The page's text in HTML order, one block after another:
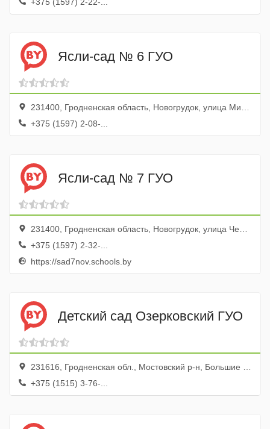
Ясли-сад № 6 ГУО
231400, Гродненская область, Новогрудок, улица Мицкевича, 19
+375 (1597) 2-08-...
Ясли-сад № 7 ГУО
231400, Гродненская область, Новогрудок, улица Чехова, 3
+375 (1597) 2-32-...
https://sad7nov.schools.by
Детский сад Озерковский ГУО
231616, Гродненская обл., Мостовский р-н, Большие Озерки дер., ул. Садовая, 1
+375 (1515) 3-76-...